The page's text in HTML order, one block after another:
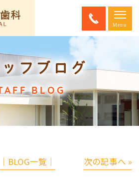
フブログ
BLOG
│BLOG一覧│ 次の記事へ »